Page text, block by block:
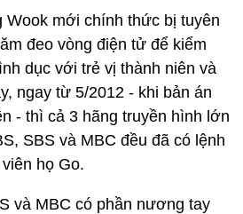
Wook mới chính thức bị tuyên
đeo vòng điện tử để kiểm
dục với trẻ vị thành niên và
ngay từ 5/2012 - khi bản án
- thì cả 3 hãng truyền hình lớn
SBS và MBC đều đã có lệnh
họ Go.
và MBC có phần nương tay